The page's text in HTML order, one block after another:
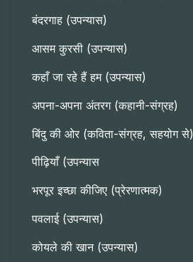
बंदरगाह (उपन्यास)
आसम कुरसी (उपन्यास)
कहाँ जा रहे हैं हम (उपन्यास)
अपना-अपना अंतरग (कहानी-संग्रह)
बिंदु की ओर (कविता-संग्रह, सहयोग से)
पीढ़ियाँ (उपन्यास
भरपूर इच्छा कीजिए (प्रेरणात्मक)
पवलाई (उपन्यास)
कोयले की खान (उपन्यास)